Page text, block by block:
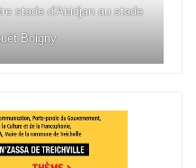
stade d'Abidjan au stade
Boigny